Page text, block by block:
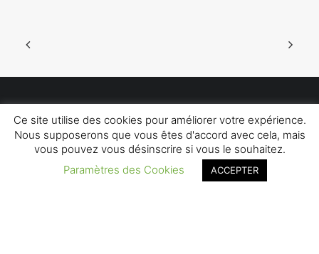
Noémie Rosenblatt – Compagnie du Rouhault Mentions Légales
Création Web :arborescencia
Ce site utilise des cookies pour améliorer votre expérience.
Nous supposerons que vous êtes d'accord avec cela, mais
vous pouvez vous désinscrire si vous le souhaitez.
Paramètres des Cookies
ACCEPTER